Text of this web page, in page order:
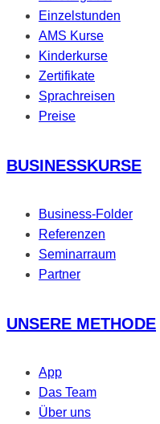
Einzelstunden
AMS Kurse
Kinderkurse
Zertifikate
Sprachreisen
Preise
BUSINESSKURSE
Business-Folder
Referenzen
Seminarraum
Partner
UNSERE METHODE
App
Das Team
Über uns